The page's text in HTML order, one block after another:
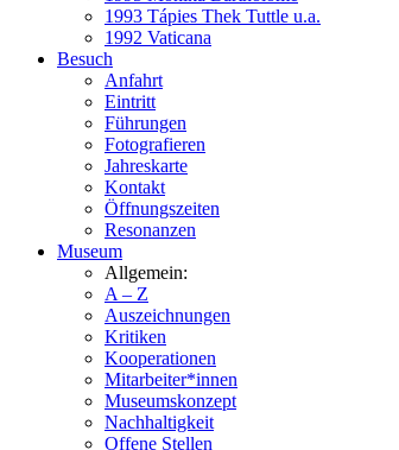
1993 Tápies Thek Tuttle u.a.
1992 Vaticana
Besuch
Anfahrt
Eintritt
Führungen
Fotografieren
Jahreskarte
Kontakt
Öffnungszeiten
Resonanzen
Museum
Allgemein:
A – Z
Auszeichnungen
Kritiken
Kooperationen
Mitarbeiter*innen
Museumskonzept
Nachhaltigkeit
Offene Stellen